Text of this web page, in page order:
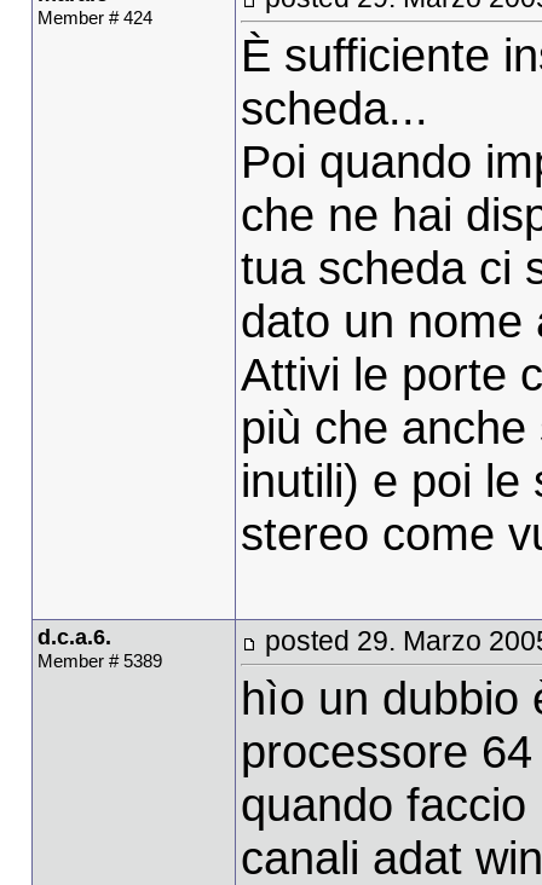
Member # 424
È sufficiente
scheda...
Poi quando
che ne hai
tua scheda ci
dato un nome
Attivi le porte
più che
inutili) e poi le
stereo come
d.c.a.6.
Member # 5389
posted 29. Marzo
hìo un dubbio
processore
quando
canali adat